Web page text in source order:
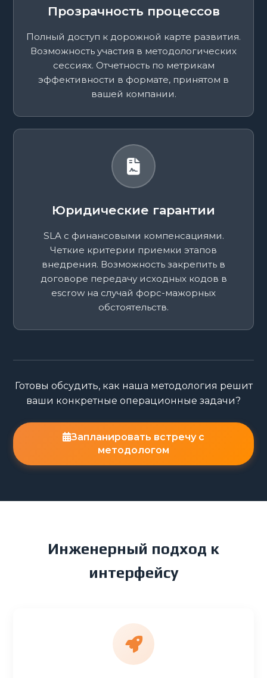
Прозрачность процессов
Полный доступ к дорожной карте развития.
Возможность участия в методологических
сессиях. Отчетность по метрикам
эффективности в формате, принятом в
вашей компании.
Юридические гарантии
SLA с финансовыми компенсациями.
Четкие критерии приемки этапов
внедрения. Возможность закрепить в
договоре передачу исходных кодов в
escrow на случай форс-мажорных
обстоятельств.
Готовы обсудить, как наша методология решит
ваши конкретные операционные задачи?
Запланировать встречу с
методологом
Инженерный подход к
интерфейсу